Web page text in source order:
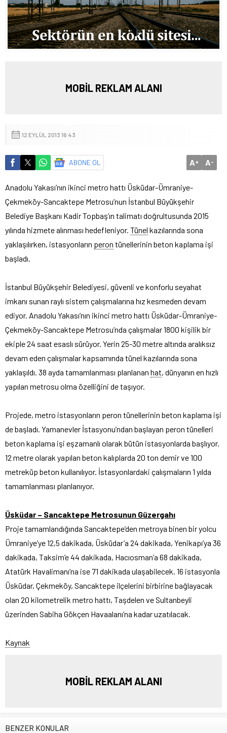
MOBİL REKLAM ALANI
12 EYLÜL 2013 16:43
ABONE OL A+ A-
Anadolu Yakası’nın ikinci metro hattı Üsküdar-Ümraniye-
Çekmeköy-Sancaktepe Metrosu’nun İstanbul Büyükşehir
Belediye Başkanı Kadir Topbaş’ın talimatı doğrultusunda 2015
yılında hizmete alınması hedefleniyor. Tünel kazılarında sona
yaklaşılırken, istasyonların peron tünellerinin beton kaplama işi
başladı.
İstanbul Büyükşehir Belediyesi, güvenli ve konforlu seyahat
imkanı sunan raylı sistem çalışmalarına hız kesmeden devam
ediyor. Anadolu Yakası’nın ikinci metro hattı Üsküdar-Ümraniye-
Çekmeköy-Sancaktepe Metrosu’nda çalışmalar 1800 kişilik bir
ekiple 24 saat esaslı sürüyor. Yerin 25-30 metre altında aralıksız
devam eden çalışmalar kapsamında tünel kazılarında sona
yaklaşıldı. 38 ayda tamamlanması planlanan hat, dünyanın en hızlı
yapılan metrosu olma özelliğini de taşıyor.
Projede, metro istasyonların peron tünellerinin beton kaplama işi
de başladı. Yamanevler İstasyonu’ndan başlayan peron tünelleri
beton kaplama işi eşzamanlı olarak bütün istasyonlarda başlıyor.
12 metre olarak yapılan beton kalıplarda 20 ton demir ve 100
metreküp beton kullanılıyor. İstasyonlardaki çalışmaların 1 yılda
tamamlanması planlanıyor.
Üsküdar – Sancaktepe Metrosunun Güzergahı
Proje tamamlandığında Sancaktepe’den metroya binen bir yolcu
Ümraniye’ye 12,5 dakikada, Üsküdar’a 24 dakikada, Yenikapı’ya 36
dakikada, Taksim’e 44 dakikada, Hacıosman’a 68 dakikada,
Atatürk Havalimanı’na ise 71 dakikada ulaşabilecek. 16 istasyonla
Üsküdar, Çekmeköy, Sancaktepe ilçelerini birbirine bağlayacak
olan 20 kilometrelik metro hattı, Taşdelen ve Sultanbeyli
üzerinden Sabiha Gökçen Havaalanı’na kadar uzatılacak.
Kaynak
MOBİL REKLAM ALANI
BENZER KONULAR